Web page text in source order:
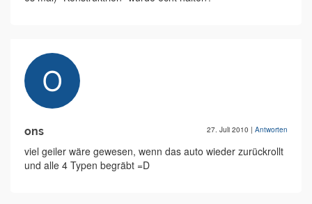
ons 27. Juli 2010 | Antworten
viel geiler wäre gewesen, wenn das auto wieder zurückrollt
und alle 4 Typen begräbt =D